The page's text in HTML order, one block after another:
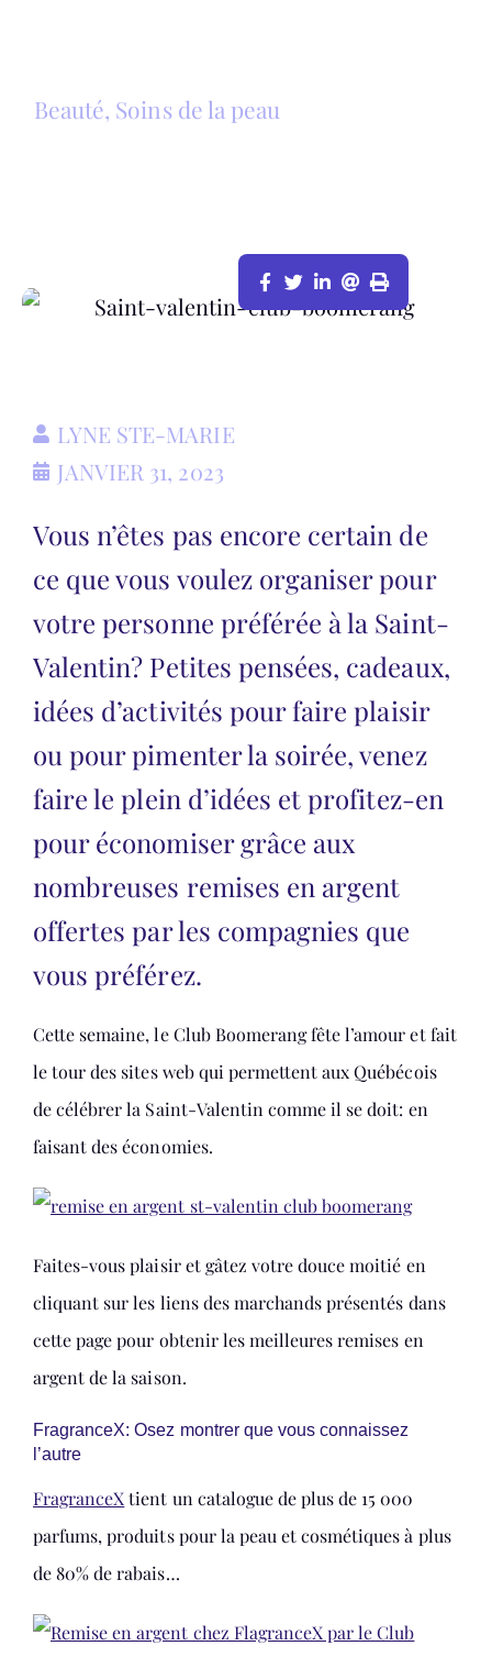
Beauté, Soins de la peau
LYNE STE-MARIE
JANVIER 31, 2023
Vous n’êtes pas encore certain de
ce que vous voulez organiser pour
votre personne préférée à la Saint-
Valentin? Petites pensées, cadeaux,
idées d’activités pour faire plaisir
ou pour pimenter la soirée, venez
faire le plein d’idées et profitez-en
pour économiser grâce aux
nombreuses remises en argent
offertes par les compagnies que
vous préférez.
Cette semaine, le Club Boomerang fête l’amour et fait
le tour des sites web qui permettent aux Québécois
de célébrer la Saint-Valentin comme il se doit: en
faisant des économies.
Faites-vous plaisir et gâtez votre douce moitié en
cliquant sur les liens des marchands présentés dans
cette page pour obtenir les meilleures remises en
argent de la saison.
FragranceX: Osez montrer que vous connaissez
l’autre
FragranceXtient un catalogue de plus de 15 000
parfums, produits pour la peau et cosmétiques à plus
de 80% de rabais…